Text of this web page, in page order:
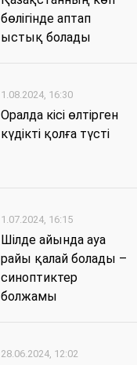
бөлігінде аптап
ыстық болады
1.08.2024, 16:30
Оралда кісі өлтірген
күдікті қолға түсті
1.07.2024, 16:15
Шілде айында ауа
райы қалай болады –
синоптиктер
болжамы
28.06.2024, 12:02